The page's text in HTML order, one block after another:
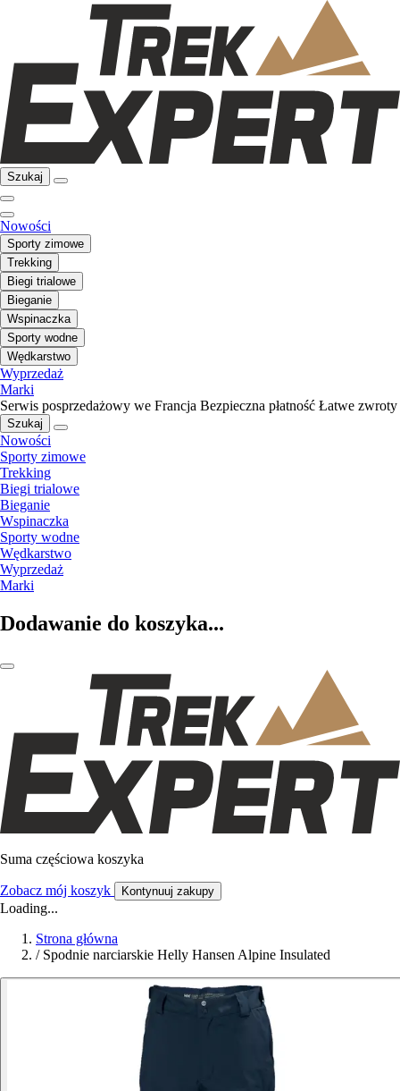
Szukaj
Nowości
Sporty zimowe
Trekking
Biegi trialowe
Bieganie
Wspinaczka
Sporty wodne
Wędkarstwo
Wyprzedaż
Marki
Serwis posprzedażowy we Francja Bezpieczna płatność Łatwe zwroty
Szukaj
Nowości
Sporty zimowe
Trekking
Biegi trialowe
Bieganie
Wspinaczka
Sporty wodne
Wędkarstwo
Wyprzedaż
Marki
Dodawanie do koszyka...
Suma częściowa koszyka
Zobacz mój koszyk Kontynuuj zakupy
Loading...
Strona główna
/ Spodnie narciarskie Helly Hansen Alpine Insulated